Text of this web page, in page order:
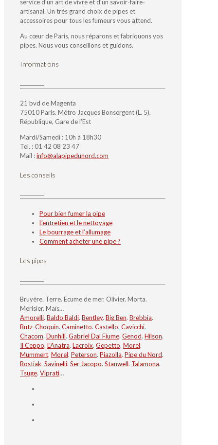
service d’un art de vivre et d’un savoir-faire-
artisanal. Un très grand choix de pipes et
accessoires pour tous les fumeurs vous attend.
Au cœur de Paris, nous réparons et fabriquons vos
pipes. Nous vous conseillons et guidons.
Informations
21 bvd de Magenta
75010 Paris. Métro Jacques Bonsergent (L. 5),
République, Gare de l’Est
Mardi/Samedi : 10h à 18h30
Tel. : 01 42 08 23 47
Mail :info@alapipedunord.com
Les conseils
Pour bien fumer la pipe
L’entretien et le nettoyage
Le bourrage et l’allumage
Comment acheter une pipe ?
Les pipes
Bruyère. Terre. Ecume de mer. Olivier. Morta.
Merisier. Maïs…
Amorelli. Baldo Baldi. Bentley. Big Ben. Brebbia.
Butz-Choquin. Caminetto. Castello. Cavicchi.
Chacom. Dunhill. Gabriel Dal Fiume. Genod. Hilson.
Il Ceppo. L’Anatra. Lacroix. Gepetto. Morel.
Mummert. Morel. Peterson. Piazolla. Pipe du Nord.
Rostiak. Savinelli. Ser Jacopo. Stanwell. Talamona.
Tsuge. Viprati…